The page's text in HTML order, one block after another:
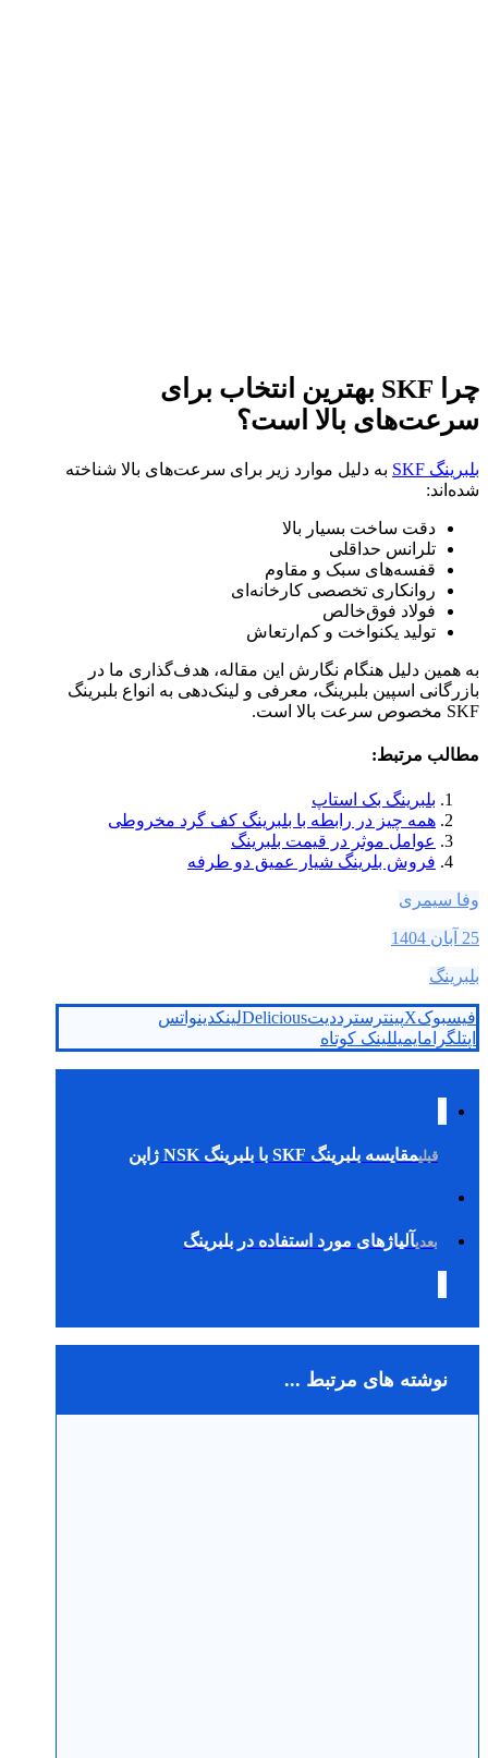
چرا SKF بهترین انتخاب برای
سرعت‌های بالا است؟
بلبرینگ‌ SKF
به دلیل موارد زیر برای سرعت‌های بالا شناخته
شده‌اند:
دقت ساخت بسیار بالا
تلرانس حداقلی
قفسه‌های سبک و مقاوم
روانکاری تخصصی کارخانه‌ای
فولاد فوق‌خالص
تولید یکنواخت و کم‌ارتعاش
به همین دلیل هنگام نگارش این مقاله، هدف‌گذاری ما در
بازرگانی اسپین بلبرینگ، معرفی و لینک‌دهی به انواع بلبرینگ
SKF مخصوص سرعت بالا است.
مطالب مرتبط:
بلبرینگ بک استاپ
همه چیز در رابطه با بلبرینگ کف گرد مخروطی
عوامل موثر در قیمت بلبرینگ
فروش بلرینگ شیار عمیق دو طرفه
وفا سیمری
25 آبان 1404
بلبرینگ
فیسبوکXپینترسترددیتDeliciousلینکدینواتس
اپتلگرامایمیللینک کوتاه
قبلیمقایسه بلبرینگ‌ SKF با بلبرینگ‌ NSK ژاپن
بعدیآلیاژهای مورد استفاده در بلبرینگ
نوشته های مرتبط ...